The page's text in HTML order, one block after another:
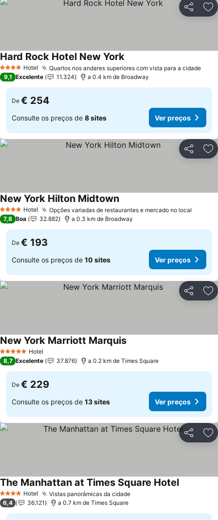
Partilhar
4 EstrelasHotel Quartos nos andares superiores com vista para a cidadeVer
Hard Rock Hotel New YorkVer preços
9,1 Excelente 11.324 a 0.4 km de Broadway
De € 254
Consulte os preços de 8 sites Ver preços
Partilhar
4 EstrelasHotel Opções variadas de restaurantes e mercado no local
New York Hilton MidtownVer preços
7,8 Boa 32.882 a 0.3 km de Broadway
De € 193
Consulte os preços de 10 sites Ver preços
Partilhar
5 Estrelas Hotel
New York Marriott MarquisVer preços
8,7 Excelente 37.876 a 0.2 km de Times Square
De € 229
Consulte os preços de 13 sites Ver preços
Partilhar
4 EstrelasHotel Vistas panorâmicas da cidadeVer preços
The Manhattan at Times Square HotelVer preços
6,4 36.121 a 0.7 km de Times Square